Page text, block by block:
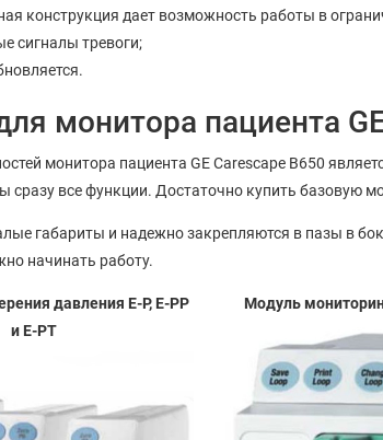
конструкция дает возможность работы в
сигналы тревоги;
монитора пациента
монитора пациента GE Carescape B650
сразу все функции. Достаточно купить базовую
габариты и надежно закрепляются в пазы в
начинать работу.
давления E-P, E-PP
и E-PT
Модуль